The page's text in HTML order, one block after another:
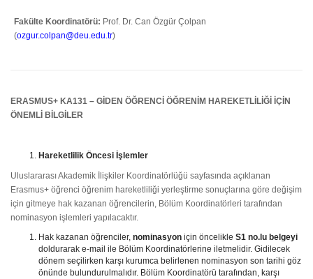
Fakülte Koordinatörü: Prof. Dr. Can Özgür Çolpan
(ozgur.colpan@deu.edu.tr)
ERASMUS+ KA131 – GİDEN ÖĞRENCİ ÖĞRENİM HAREKETLİLİĞİ İÇİN
ÖNEMLİ BİLGİLER
Hareketlilik Öncesi İşlemler
Uluslararası Akademik İlişkiler Koordinatörlüğü sayfasında açıklanan
Erasmus+ öğrenci öğrenim hareketliliği yerleştirme sonuçlarına göre değişim
için gitmeye hak kazanan öğrencilerin, Bölüm Koordinatörleri tarafından
nominasyon işlemleri yapılacaktır.
Hak kazanan öğrenciler, nominasyon için öncelikle S1 no.lu belgeyi
doldurarak e-mail ile Bölüm Koordinatörlerine iletmelidir. Gidilecek
dönem seçilirken karşı kurumca belirlenen nominasyon son tarihi göz
önünde bulundurulmalıdır. Bölüm Koordinatörü tarafından, karşı